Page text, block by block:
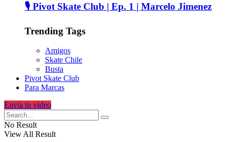
🎙️ Pivot Skate Club | Ep. 1 | Marcelo Jimenez
Trending Tags
Amigos
Skate Chile
Busta
Pivot Skate Club
Para Marcas
Envía tu video
No Result
View All Result